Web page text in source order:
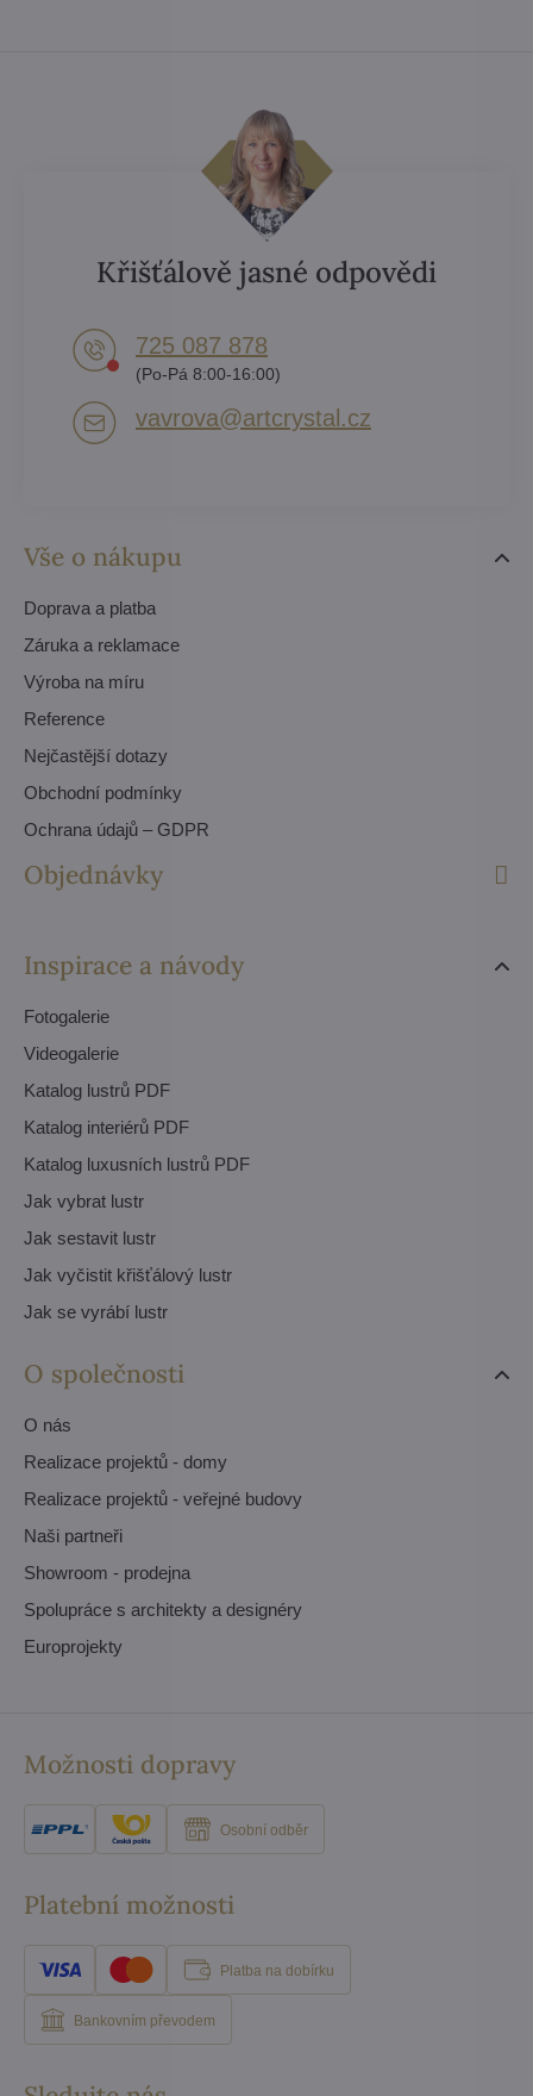
Vše o nákupu
Doprava a platba
Záruka a reklamace
Výroba na míru
Reference
Nejčastější dotazy
Obchodní podmínky
Ochrana údajů – GDPR
Objednávky
Inspirace a návody
Fotogalerie
Videogalerie
Katalog lustrů PDF
Katalog interiérů PDF
Katalog luxusních lustrů PDF
Jak vybrat lustr
Jak sestavit lustr
Jak vyčistit křišťálový lustr
Jak se vyrábí lustr
O společnosti
O nás
Realizace projektů - domy
Realizace projektů - veřejné budovy
Naši partneři
Showroom - prodejna
Spolupráce s architekty a designéry
Europrojekty
Křišťálově jasné odpovědi
725 087 878​
(Po-Pá 8:00-16:00)
vavrova​@artcrystal​.cz
Možnosti dopravy
Osobní odběr
Platební možnosti
Platba na dobírku
Bankovním převodem